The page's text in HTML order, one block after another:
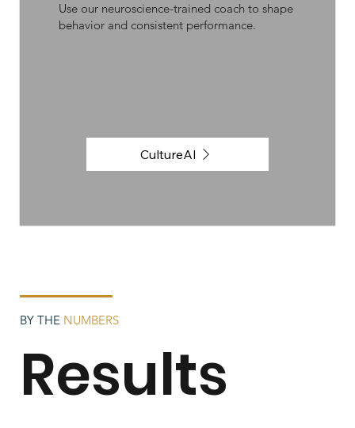
Use our neuroscience-trained coach to shape
behavior and consistent performance.
CultureAI
BY THE NUMBERS
Results